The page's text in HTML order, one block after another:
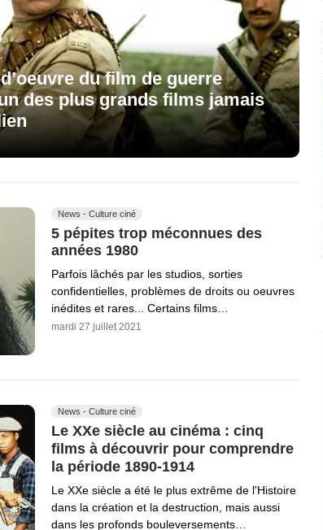
du film de guerre
des plus grands films jamais
News - Culture ciné
5 pépites trop méconnues des
années 1980
Parfois lâchés par les studios, sorties
confidentielles, problèmes de droits ou oeuvres
inédites et rares... Certains films…
mardi 27 juillet 2021
News - Culture ciné
Le XXe siècle au cinéma : cinq
films à découvrir pour comprendre
la période 1890-1914
Le XXe siècle a été le plus extrême de l'Histoire
dans la création et la destruction, mais aussi
dans les profonds bouleversements…